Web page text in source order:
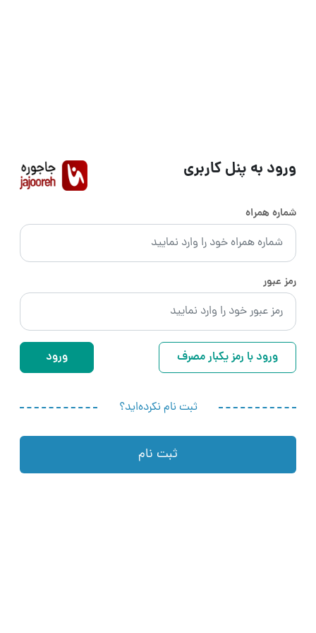
ورود به پنل کاربری
شماره همراه
رمز عبور
ورود با رمز یکبار مصرف
ثبت‌ نام نکرده‌اید؟
ثبت نام